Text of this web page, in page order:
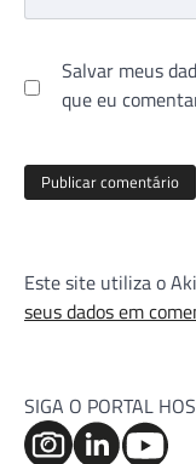
Salvar meus
que eu
Este site utiliza o
seus dados em
SIGA O PORTAL